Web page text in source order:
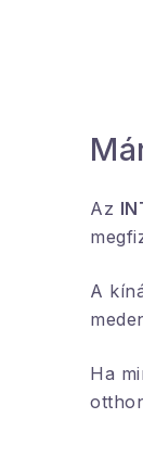
Az
A
Ha